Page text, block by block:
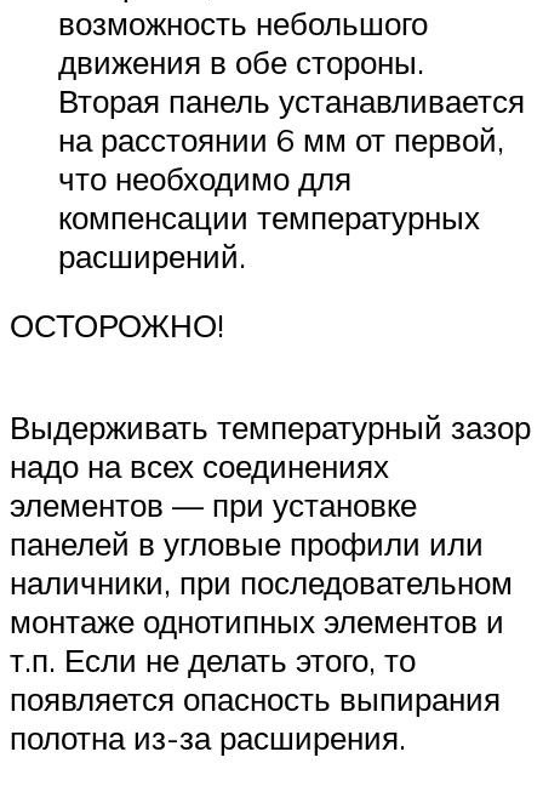
возможность небольшого
движения в обе стороны.
Вторая панель устанавливается
на расстоянии 6 мм от первой,
что необходимо для
компенсации температурных
расширений.
ОСТОРОЖНО!
Выдерживать температурный зазор
надо на всех соединениях
элементов — при установке
панелей в угловые профили или
наличники, при последовательном
монтаже однотипных элементов и
т.п. Если не делать этого, то
появляется опасность выпирания
полотна из-за расширения.